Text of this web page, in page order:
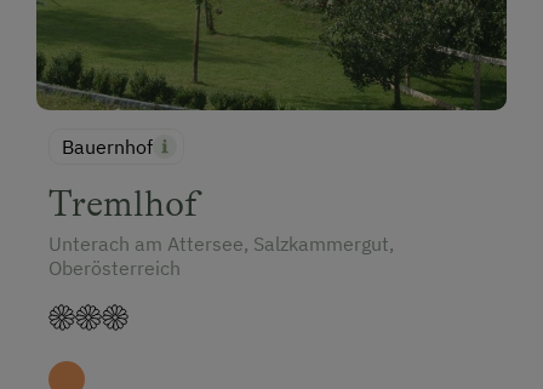
Bauernhof
Tremlhof
Unterach am Attersee, Salzkammergut,
Oberösterreich